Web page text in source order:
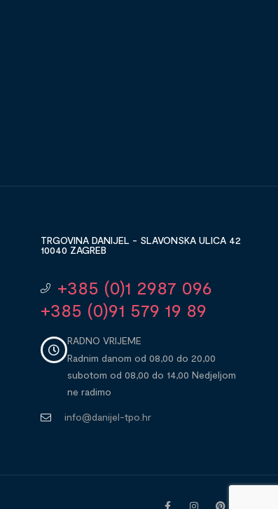
TRGOVINA DANIJEL - SLAVONSKA ULICA 42
10040 ZAGREB
+385 (0)1 2987 096
+385 (0)91 579 19 89
RADNO VRIJEME
Radnim danom od 08,00 do 20,00
subotom od 08,00 do 14,00 Nedjeljom
ne radimo
info@danijel-tpo.hr